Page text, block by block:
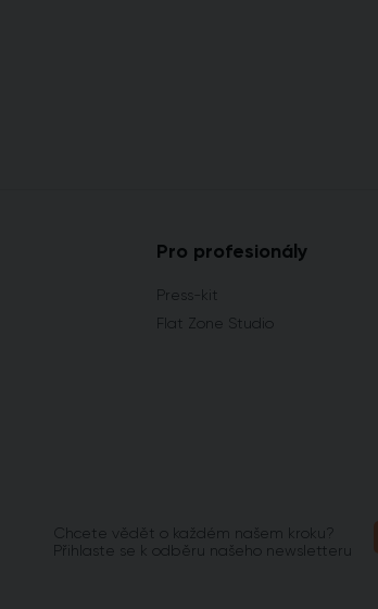
Pro profesionály
Press-kit
Flat Zone Studio
Chcete vědět o každém našem kroku?
Přihlaste se k odběru našeho newsletteru